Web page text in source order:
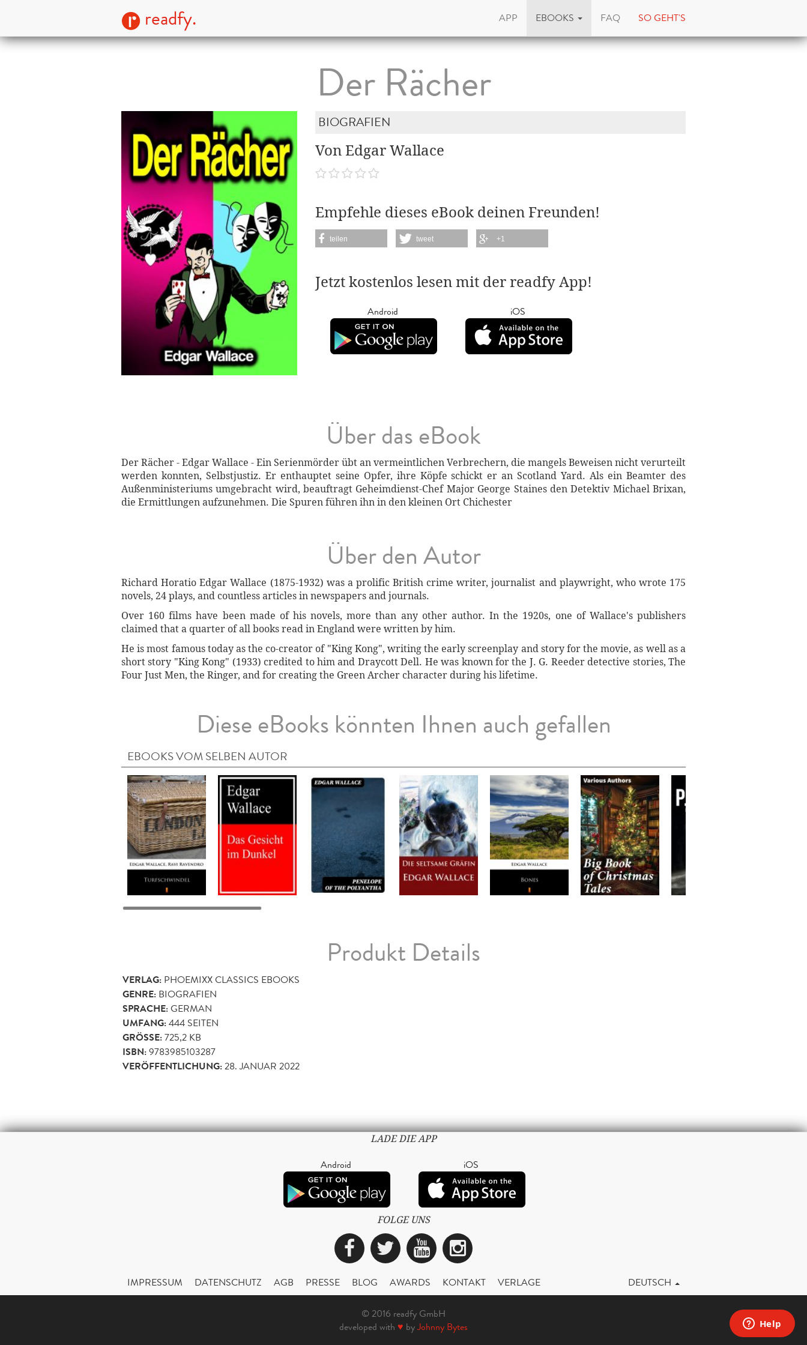
readfy. APP EBOOKS FAQ SO GEHT'S
Der Rächer
BIOGRAFIEN
Von Edgar Wallace
Empfehle dieses eBook deinen Freunden!
teilen tweet +1
Jetzt kostenlos lesen mit der readfy App!
Android iOS
Über das eBook
Der Rächer - Edgar Wallace - Ein Serienmörder übt an vermeintlichen Verbrechern, die mangels Beweisen nicht verurteilt
werden konnten, Selbstjustiz. Er enthauptet seine Opfer, ihre Köpfe schickt er an Scotland Yard. Als ein Beamter des
Außenministeriums umgebracht wird, beauftragt Geheimdienst-Chef Major George Staines den Detektiv Michael Brixan,
die Ermittlungen aufzunehmen. Die Spuren führen ihn in den kleinen Ort Chichester
Über den Autor
Richard Horatio Edgar Wallace (1875-1932) was a prolific British crime writer, journalist and playwright, who wrote 175
novels, 24 plays, and countless articles in newspapers and journals.
Over 160 films have been made of his novels, more than any other author. In the 1920s, one of Wallace's publishers
claimed that a quarter of all books read in England were written by him.
He is most famous today as the co-creator of "King Kong", writing the early screenplay and story for the movie, as well as a
short story "King Kong" (1933) credited to him and Draycott Dell. He was known for the J. G. Reeder detective stories, The
Four Just Men, the Ringer, and for creating the Green Archer character during his lifetime.
Diese eBooks könnten Ihnen auch gefallen
EBOOKS VOM SELBEN AUTOR
Produkt Details
VERLAG: PHOEMIXX CLASSICS EBOOKS
GENRE: BIOGRAFIEN
SPRACHE:GERMAN
UMFANG:444 SEITEN
GRÖSSE: 725,2 KB
ISBN:9783985103287
VERÖFFENTLICHUNG:28. JANUAR 2022
LADE DIE APP
Android iOS
FOLGE UNS
Facebook
TwitterYouTubeInstagram
IMPRESSUM DATENSCHUTZ AGB PRESSE BLOG AWARDS KONTAKT VERLAGE DEUTSCH
© 2016 readfy GmbH
developed with ♥ byJohnny Bytes